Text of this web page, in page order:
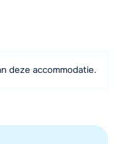
deze accommodatie.